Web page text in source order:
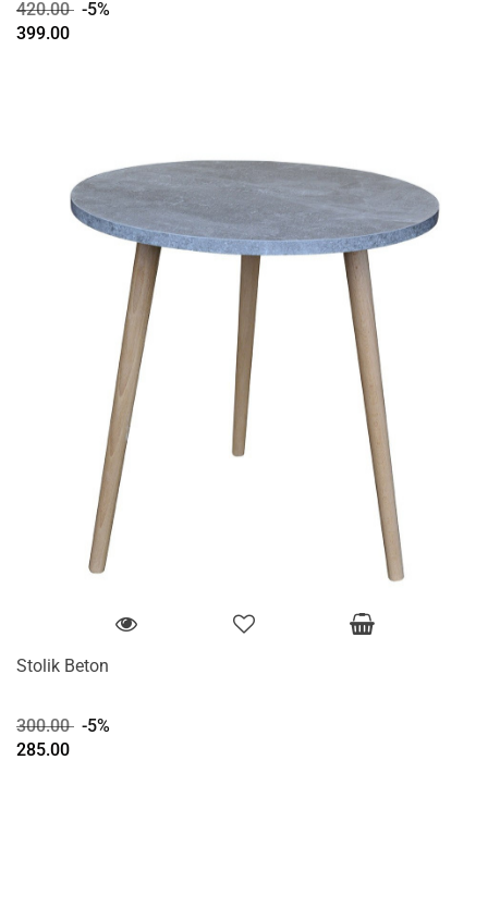
420.00 -5%
399.00
Stolik Beton
300.00 -5%
285.00